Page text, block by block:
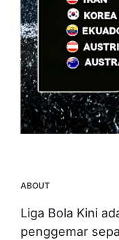
ABOUT
Liga Bola Kini
penggemar